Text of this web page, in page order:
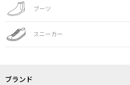
ブーツ
スニーカー
ブランド